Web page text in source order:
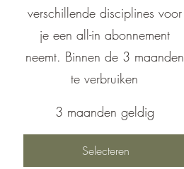
verschillende disciplines voor
je een all-in abonnement
neemt. Binnen de 3 maanden
te verbruiken
3 maanden geldig
Selecteren